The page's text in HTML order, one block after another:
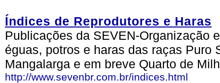
Índices de Reprodutores e Haras
Publicações da SEVEN-Organização
éguas, potros e haras das raças Puro
Mangalarga e em breve Quarto de
http://www.sevenbr.com.br/indices.html